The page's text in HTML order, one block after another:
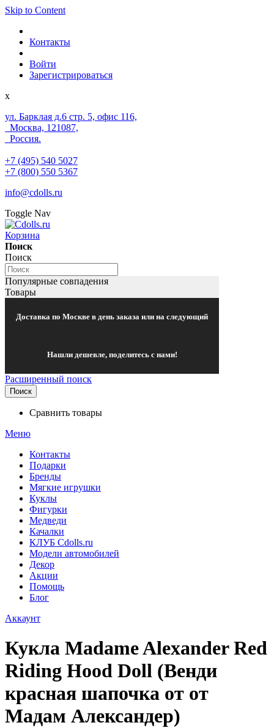
Skip to Content
Контакты
Войти
Зарегистрироваться
x
ул. Барклая д.6 стр. 5, офис 116,
Москва, 121087,
Россия.
+7 (495) 540 5027
+7 (800) 550 5367
info@cdolls.ru
Toggle Nav
Корзина
Поиск
Поиск
Популярные совпадения
Товары
Доставка по Москве в день заказа или на следующий
Нашли дешевле, поделитесь с нами!
Расширенный поиск
Поиск
Сравнить товары
Меню
Контакты
Подарки
Бренды
Мягкие игрушки
Куклы
Фигурки
Медведи
Качалки
КЛУБ Cdolls.ru
Модели автомобилей
Декор
Акции
Помощь
Блог
Аккаунт
Кукла Madame Alexander Red
Riding Hood Doll (Венди
красная шапочка от от
Мадам Александер)